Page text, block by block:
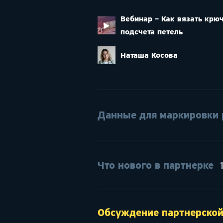
Вебинар – Как вязать
подсчета петель
Наташа Косова
Данные для маркировки
Что нового в партнерке
Обсуждение